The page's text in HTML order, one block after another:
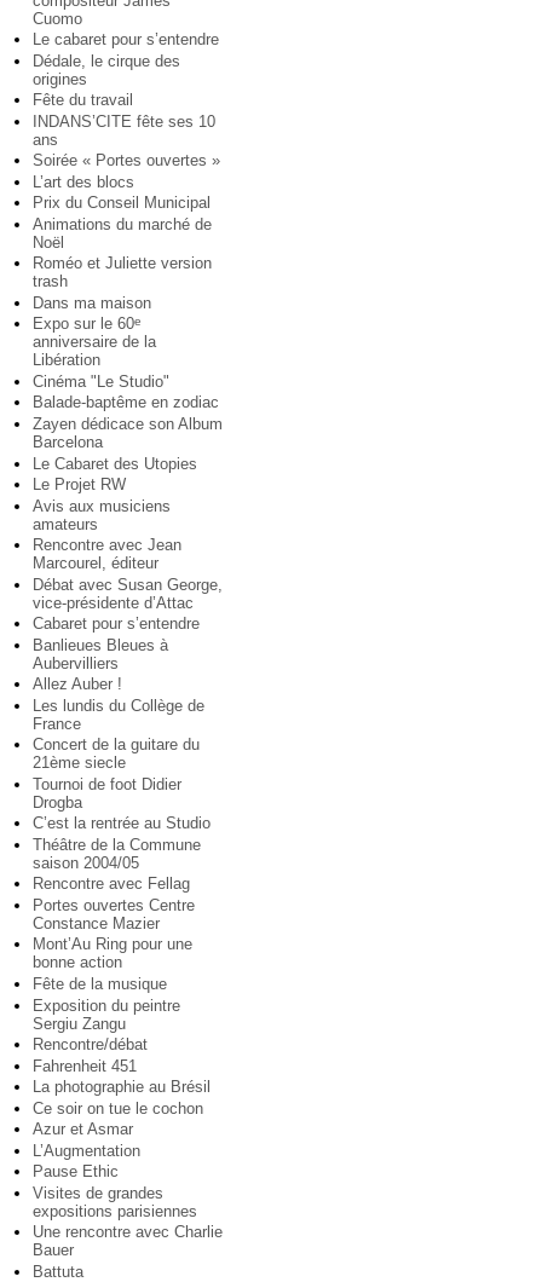
Cuomo
Le cabaret pour s’entendre
Dédale, le cirque des
origines
Fête du travail
INDANS’CITE fête ses 10
ans
Soirée « Portes ouvertes »
L’art des blocs
Prix du Conseil Municipal
Animations du marché de
Noël
Roméo et Juliette version
trash
Dans ma maison
Expo sur le 60e
anniversaire de la
Libération
Cinéma "Le Studio"
Balade-baptême en zodiac
Zayen dédicace son Album
Barcelona
Le Cabaret des Utopies
Le Projet RW
Avis aux musiciens
amateurs
Rencontre avec Jean
Marcourel, éditeur
Débat avec Susan George,
vice-présidente d’Attac
Cabaret pour s’entendre
Banlieues Bleues à
Aubervilliers
Allez Auber !
Les lundis du Collège de
France
Concert de la guitare du
21ème siecle
Tournoi de foot Didier
Drogba
C’est la rentrée au Studio
Théâtre de la Commune
saison 2004/05
Rencontre avec Fellag
Portes ouvertes Centre
Constance Mazier
Mont’Au Ring pour une
bonne action
Fête de la musique
Exposition du peintre
Sergiu Zangu
Rencontre/débat
Fahrenheit 451
La photographie au Brésil
Ce soir on tue le cochon
Azur et Asmar
L’Augmentation
Pause Ethic
Visites de grandes
expositions parisiennes
Une rencontre avec Charlie
Bauer
Battuta